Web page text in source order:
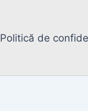
Politică de